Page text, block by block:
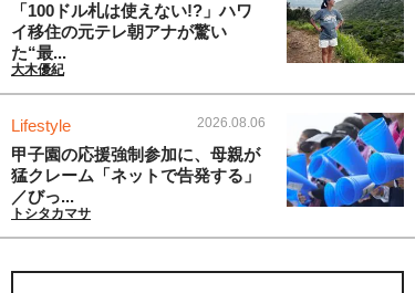
「100ドル札は使えない!?」ハワ
イ移住の元テレ朝アナが驚い
た“最...
大木優紀
Lifestyle 2026.08.06
甲子園の応援強制参加に、母親が
猛クレーム「ネットで告発する」
／びっ...
トシタカマサ